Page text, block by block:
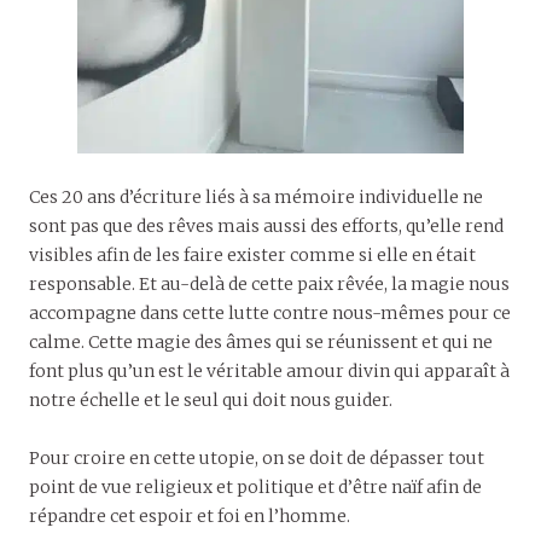
Ces 20 ans d’écriture liés à sa mémoire individuelle ne
sont pas que des rêves mais aussi des efforts, qu’elle rend
visibles afin de les faire exister comme si elle en était
responsable. Et au-delà de cette paix rêvée, la magie nous
accompagne dans cette lutte contre nous-mêmes pour ce
calme. Cette magie des âmes qui se réunissent et qui ne
font plus qu’un est le véritable amour divin qui apparaît à
notre échelle et le seul qui doit nous guider.
Pour croire en cette utopie, on se doit de dépasser tout
point de vue religieux et politique et d’être naïf afin de
répandre cet espoir et foi en l’homme.